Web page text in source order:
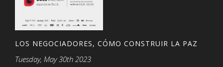
LOS NEGOCIADORES, CÓMO CONSTRUIR LA PAZ
Tuesday, May 30th 2023